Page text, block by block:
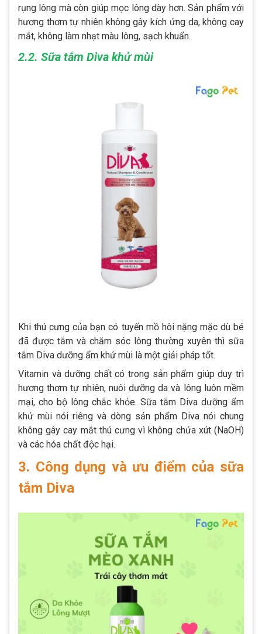
rụng lông mà còn giúp mọc lông dày hơn. Sản phẩm với
hương thơm tự nhiên không gây kích ứng da, không cay
mắt, không làm nhạt màu lông, sạch khuẩn.
2.2. Sữa tắm Diva khử mùi
Khi thú cưng của bạn có tuyến mồ hôi nặng mặc dù bé
đã được tắm và chăm sóc lông thường xuyên thì sữa
tắm Diva dưỡng ẩm khử mùi là một giải pháp tốt.
Vitamin và dưỡng chất có trong sản phẩm giúp duy trì
hương thơm tự nhiên, nuôi dưỡng da và lông luôn mềm
mại, cho bộ lông chắc khỏe. Sữa tắm Diva dưỡng ẩm
khử mùi nói riêng và dòng sản phẩm Diva nói chung
không gây cay mắt thú cưng vì không chứa xút (NaOH)
và các hóa chất độc hại.
3. Công dụng và ưu điểm của sữa
tắm Diva